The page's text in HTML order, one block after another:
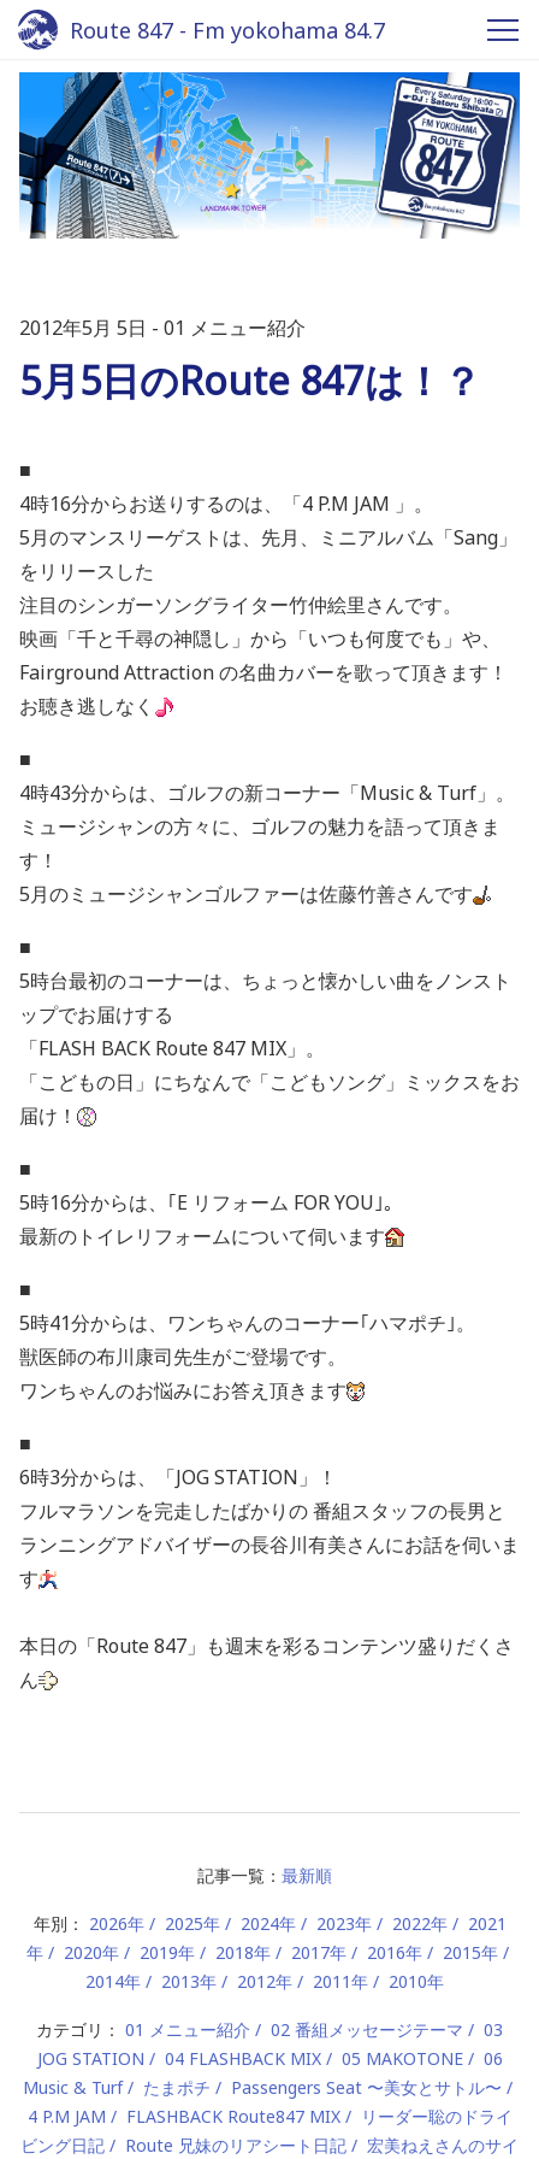
Route 847 - Fm yokohama 84.7
2012年5月 5日 01 メニュー紹介
5月5日のRoute 847は！？
■
4時16分からお送りするのは、「4 P.M JAM 」。
5月のマンスリーゲストは、先月、ミニアルバム「Sang」
をリリースした
注目のシンガーソングライター竹仲絵里さんです。
映画「千と千尋の神隠し」から「いつも何度でも」や、
Fairground Attraction の名曲カバーを歌って頂きます！
お聴き逃しなく
■
4時43分からは、ゴルフの新コーナー「Music & Turf」。
ミュージシャンの方々に、ゴルフの魅力を語って頂きま
す！
5月のミュージシャンゴルファーは佐藤竹善さんです
■
5時台最初のコーナーは、ちょっと懐かしい曲をノンスト
ップでお届けする
「FLASH BACK Route 847 MIX」。
「こどもの日」にちなんで「こどもソング」ミックスをお
届け！
■
5時16分からは、｢E リフォーム FOR YOU｣。
最新のトイレリフォームについて伺います
■
5時41分からは、ワンちゃんのコーナー｢ハマポチ｣。
獣医師の布川康司先生がご登場です。
ワンちゃんのお悩みにお答え頂きます
■
6時3分からは、「JOG STATION」！
フルマラソンを完走したばかりの 番組スタッフの長男と
ランニングアドバイザーの長谷川有美さんにお話を伺いま
す
本日の「Route 847」も週末を彩るコンテンツ盛りだくさ
ん
記事一覧： 最新順
年別： 2026年 2025年 2024年 2023年 2022年
2021
年
2020年 2019年 2018年 2017年 2016年
2015年
2014年
2013年 2012年 2011年 2010年
カテゴリ： 01 メニュー紹介 02 番組メッセージテーマ
03
JOG STATION
04 FLASHBACK MIX 05 MAKOTONE
06
Music & Turf
たまポチ
Passengers Seat 〜美女とサトル〜
4 P.M JAM
FLASHBACK Route847 MIX
リーダー聡のドライ
ビング日記
Route 兄妹のリアシート日記 宏美ねえさんのサイ